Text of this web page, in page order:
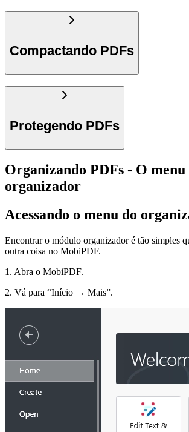
Compactando PDFs
Protegendo PDFs
Organizando PDFs - O menu
organizador
Acessando o menu do
Encontrar o módulo organizador é tão simples
outra coisa no MobiPDF.
1. Abra o MobiPDF.
2. Vá para “Início → Mais”.